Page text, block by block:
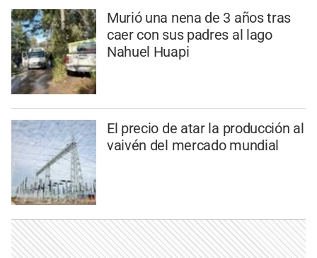
Murió una nena de 3 años tras
caer con sus padres al lago
Nahuel Huapi
El precio de atar la producción al
vaivén del mercado mundial